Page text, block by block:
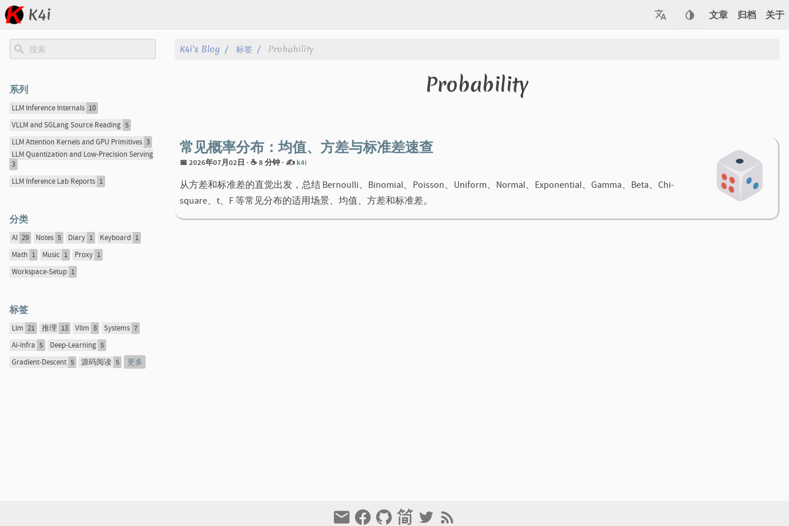
K4i
文章
关于
标签
分类
文章 归档 关于
K4i's Blog 标签 Probability
Probability
常见概率分布：均值、方差与标准差速查
📅 2026年07月02日 · ☕ 8 分钟 · ✍️ k4i
从方差和标准差的直觉出发，总结 Bernoulli、Binomial、Poisson、Uniform、Normal、Exponential、Gamma、Beta、Chi-
square、t、F 等常见分布的适用场景、均值、方差和标准差。
系列
LLM Inference Internals 10
VLLM and SGLang Source Reading 5
LLM Attention Kernels and GPU Primitives 3
LLM Quantization and Low-Precision Serving
3
LLM Inference Lab Reports 1
分类
AI 29 Notes 5 Diary 1 Keyboard 1
Math 1 Music 1 Proxy 1
Workspace-Setup 1
标签
Llm 21 推理 13 Vllm 8 Systems 7
Ai-Infra 5 Deep-Learning 5
Gradient-Descent 5 源码阅读 5 更多